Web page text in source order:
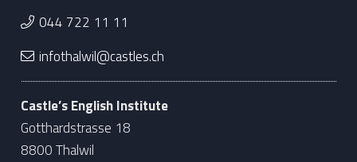
044 722 11 11
infothalwil@castles.ch
Castle’s English Institute
Gotthardstrasse 18
8800 Thalwil